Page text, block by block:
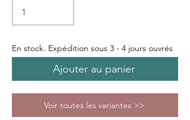
En stock. Expédition sous 3 - 4 jours ouvrés
Ajouter au panier
Voir toutes les variantes >>